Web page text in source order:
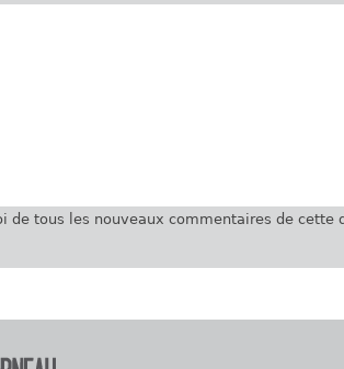
de tous les nouveaux commentaires de cette